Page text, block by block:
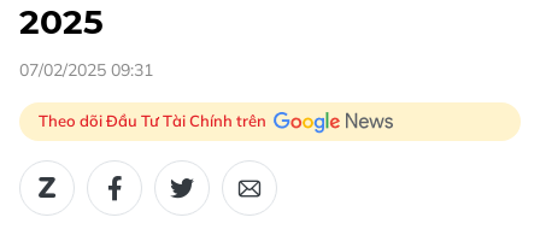
2025
07/02/2025 09:31
Theo dõi Đầu Tư Tài Chính trên